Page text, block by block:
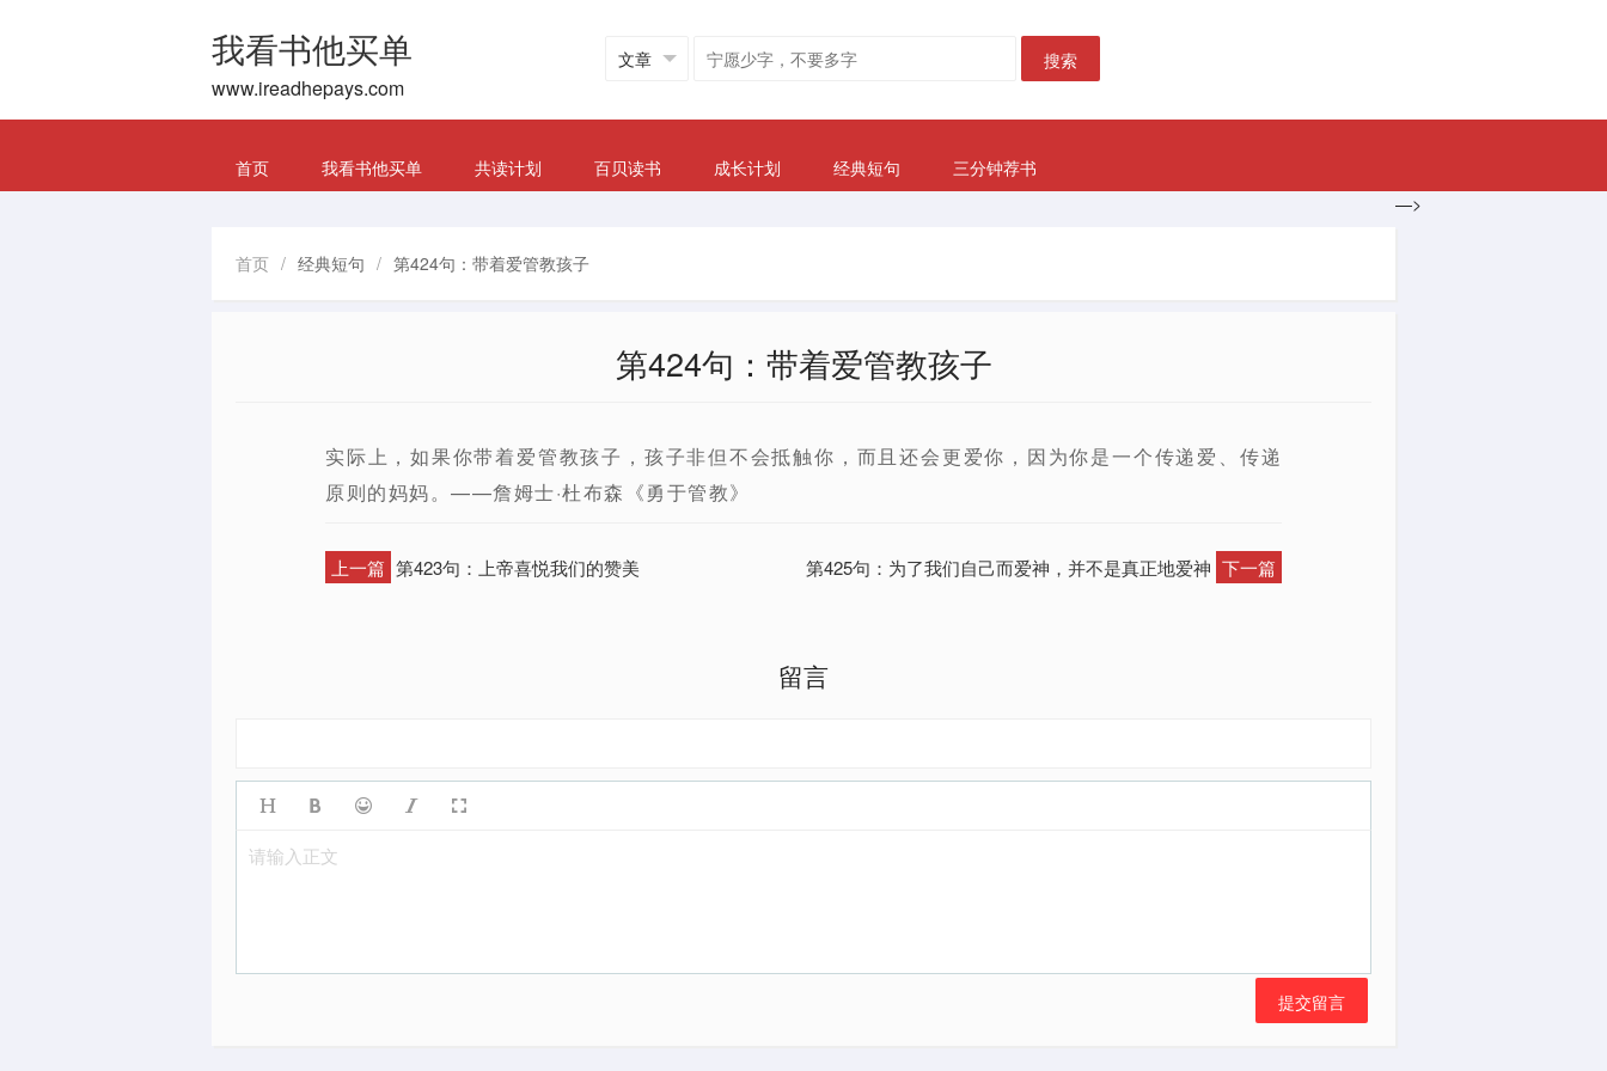
我看书他买单
www.ireadhepays.com
搜索
首页 我看书他买单 共读计划 百贝读书 成长计划 经典短句
三分钟荐书
—>
首页 / 经典短句 / 第424句：带着爱管教孩子
第424句：带着爱管教孩子
实际上，如果你带着爱管教孩子，孩子非但不会抵触你，而且还会更爱你，因为你是一个传递爱、传递
原则的妈妈。——詹姆士·杜布森《勇于管教》
上一篇 第423句：上帝喜悦我们的赞美 第425句：为了我们⾃⼰⽽爱神，并不是真正地爱神 下一篇
留言
请输入正文
提交留言